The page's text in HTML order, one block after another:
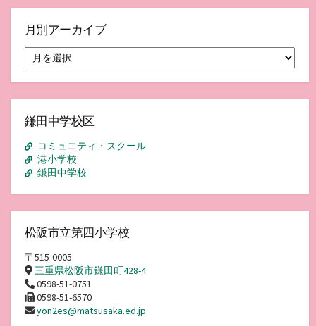
月別アーカイブ
別
ア
イ
鎌田中学校区
コミュニティ・スクール
港小学校
鎌田中学校
松阪市立第四小学校
〒515-0005
三重県松阪市鎌田町428-4
0598-51-0751
0598-51-6570
yon2es@matsusaka.ed.jp